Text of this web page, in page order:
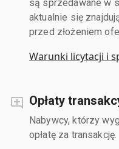
są sprzedawane w
aktualnie się
przed złożeniem
Warunki licytacji i
Opłaty
Nabywcy, którzy
opłatę za transakcję.